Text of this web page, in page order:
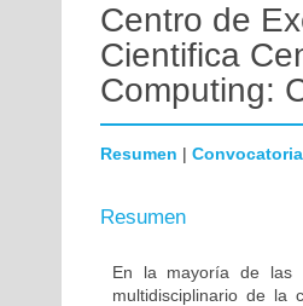
Centro de
Cientifica
Computing:
Resumen | Convocatoria
Resumen
En la mayoría de las
multidisciplinario de la